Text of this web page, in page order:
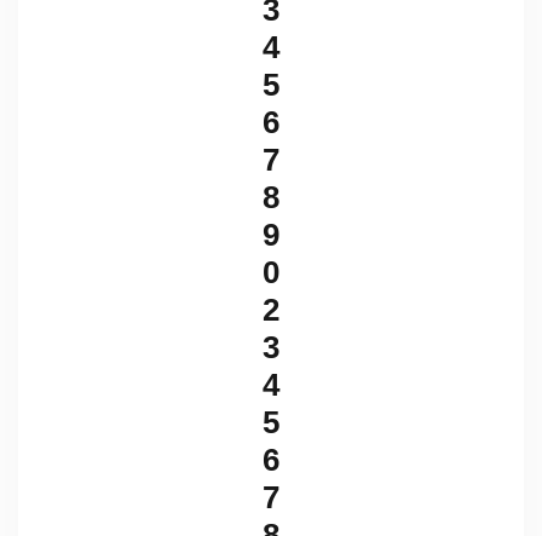
3
4
5
6
7
8
9
0
2
3
4
5
6
7